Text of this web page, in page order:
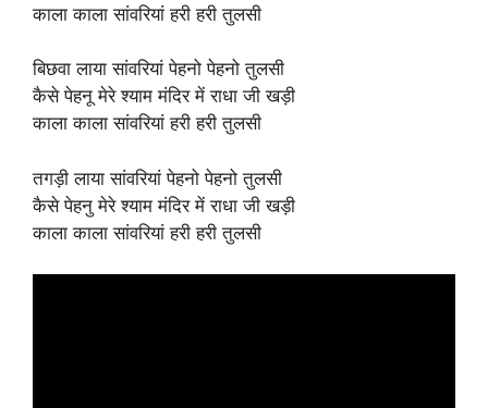
काला काला सांवरियां हरी हरी तुलसी
बिछवा लाया सांवरियां पेहनो पेहनो तुलसी
कैसे पेहनू मेरे श्याम मंदिर में राधा जी खड़ी
काला काला सांवरियां हरी हरी तुलसी
तगड़ी लाया सांवरियां पेहनो पेहनो तुलसी
कैसे पेहनु मेरे श्याम मंदिर में राधा जी खड़ी
काला काला सांवरियां हरी हरी तुलसी